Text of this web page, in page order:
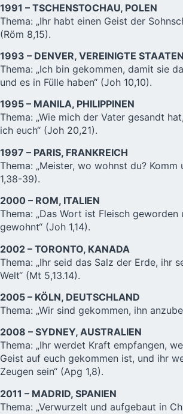
1991 – TSCHENSTOCHAU, POLEN
Thema: „Ihr habt einen Geist der
(Röm 8,15).
1993 – DENVER, VEREINIGTE STAATEN
Thema: „Ich bin gekommen, damit sie
und es in Fülle haben“ (Joh 10,10).
1995 – MANILA, PHILIPPINEN
Thema: „Wie mich der Vater gesandt
ich euch“ (Joh 20,21).
1997 – PARIS, FRANKREICH
Thema: „Meister, wo wohnst du? Komm
1,38-39).
2000 – ROM, ITALIEN
Thema: „Das Wort ist Fleisch geworden
gewohnt“ (Joh 1,14).
2002 – TORONTO, KANADA
Thema: „Ihr seid das Salz der Erde, ihr
Welt“ (Mt 5,13.14).
2005 – KÖLN, DEUTSCHLAND
Thema: „Wir sind gekommen, ihn
2008 – SYDNEY, AUSTRALIEN
Thema: „Ihr werdet Kraft empfangen,
Geist auf euch gekommen ist, und ihr
Zeugen sein“ (Apg 1,8).
2011 – MADRID, SPANIEN
Thema: „Verwurzelt und aufgebaut in